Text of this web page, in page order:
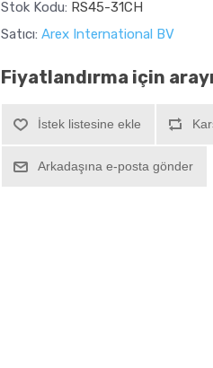
Stok Kodu: RS45-31CH
Satıcı: Arex International BV
Fiyatlandırma için
İstek listesine ekle
Arkadaşına e-posta gönder